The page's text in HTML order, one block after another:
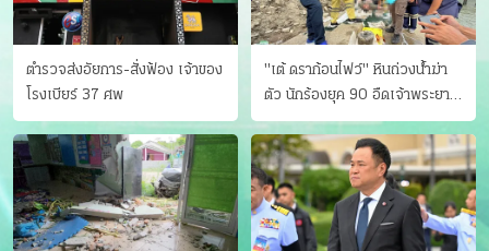
ตำรวจส่งอัยการ-สั่งฟ้อง เจ้าของ
โรงเบียร์ 37 ศพ
"เต้ ดราก้อนไฟว์" หินถ่วงน้ำฆ่า
ตัว นักร้องยุค 90 อืดเจ้าพระยา
แฟนหาตัววุ่น เครียดธุรกิจ!